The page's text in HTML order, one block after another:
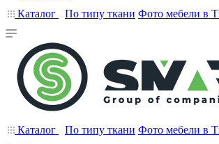
Каталог
По типу ткани Фото мебели в
Каталог По типу ткани Фото мебели в